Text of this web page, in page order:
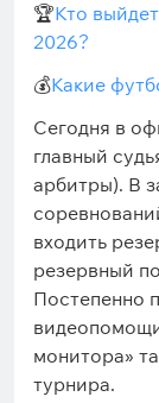
🏆Кто
2026?
💰Какие
Сегодня в
главный
арбитры). В
входить
резервный
Постепенно
монитора»
турнира.